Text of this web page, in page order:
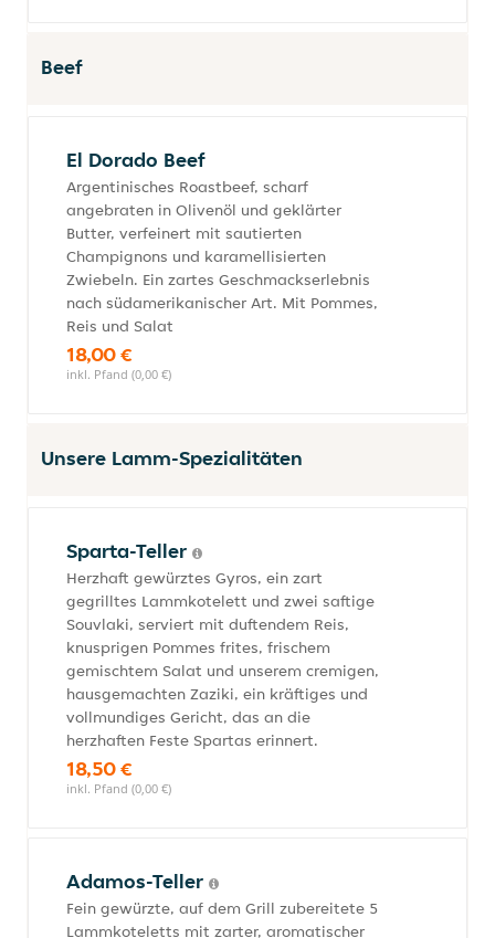
Beef
El Dorado Beef
Argentinisches Roastbeef, scharf
angebraten in Olivenöl und geklärter
Butter, verfeinert mit sautierten
Champignons und karamellisierten
Zwiebeln. Ein zartes Geschmackserlebnis
nach südamerikanischer Art. Mit Pommes,
Reis und Salat
18,00 €
inkl. Pfand (0,00 €)
Unsere Lamm-Spezialitäten
Sparta-Teller
Herzhaft gewürztes Gyros, ein zart
gegrilltes Lammkotelett und zwei saftige
Souvlaki, serviert mit duftendem Reis,
knusprigen Pommes frites, frischem
gemischtem Salat und unserem cremigen,
hausgemachten Zaziki, ein kräftiges und
vollmundiges Gericht, das an die
herzhaften Feste Spartas erinnert.
18,50 €
inkl. Pfand (0,00 €)
Adamos-Teller
Fein gewürzte, auf dem Grill zubereitete 5
Lammkoteletts mit zarter, aromatischer